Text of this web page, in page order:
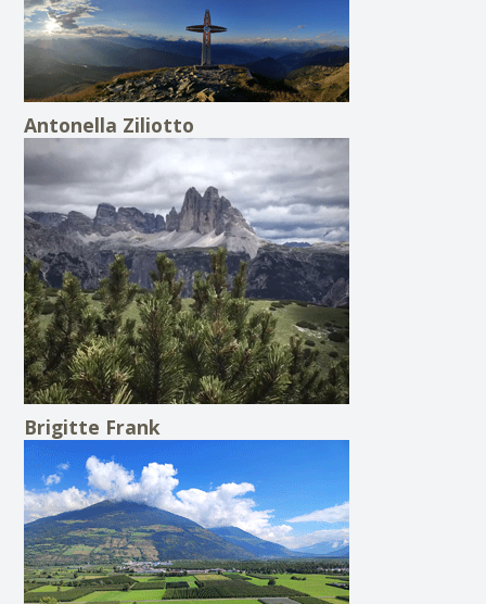
Antonella Ziliotto
Brigitte Frank